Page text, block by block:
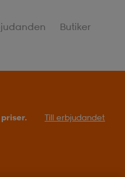
Butiker
Till erbjudandet